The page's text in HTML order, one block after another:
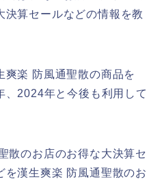
決算セールなどの情報を教
爽楽 防風通聖散の商品を
2024年と今後も利用して
散のお店のお得な大決算セ
を漢生爽楽 防風通聖散のお